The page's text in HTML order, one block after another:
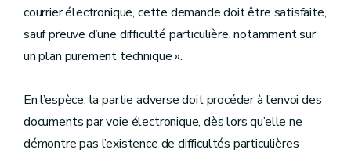
courrier électronique, cette demande doit être satisfaite,
sauf preuve d’une difficulté particulière, notamment sur
un plan purement technique ».
En l’espèce, la partie adverse doit procéder à l’envoi des
documents par voie électronique, dès lors qu’elle ne
démontre pas l’existence de difficultés particulières